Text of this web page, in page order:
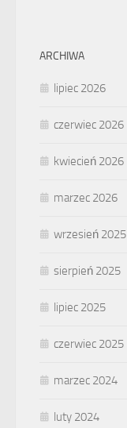
ARCHIWA
lipiec 2026
czerwiec 2026
kwiecień 2026
marzec 2026
wrzesień 2025
sierpień 2025
lipiec 2025
czerwiec 2025
marzec 2024
luty 2024